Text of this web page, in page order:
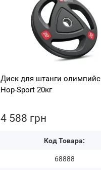
Диск для штанги
Hop-Sport 20кг
4 588 грн
Код Товара:
68888